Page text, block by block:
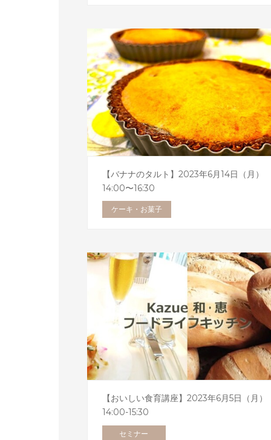
【バナナのタルト】2023年6月14日（月）
14:00〜16:30
ケーキ・お菓子
【おいしい食育講座】2023年6月5日（月）
14:00-15:30
セミナー